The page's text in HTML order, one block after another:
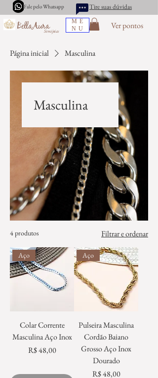
Fale pelo Whatsapp Tire suas dúvidas
ME
NU
Semijoias
BellaAura Ver pontos
Página inicial Masculina
Masculina
4 produtos Filtrar e ordenar
Aço
Colar Corrente
Masculina Aço Inox
Preço
R$ 48,00
Aço
Pulseira Masculina
Cordão Baiano
Grosso Aço Inox
Dourado
Preço
R$ 48,00